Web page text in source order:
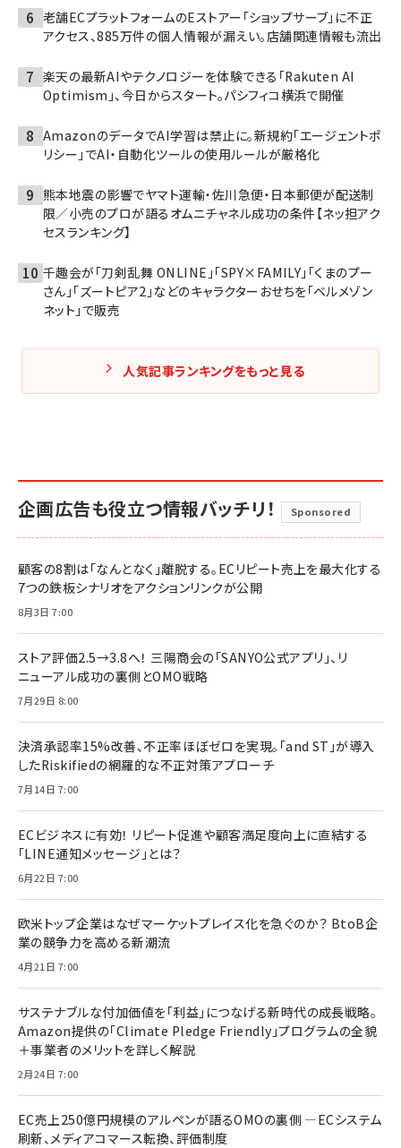
老舗ECプラットフォームのEストアー「ショップサーブ」に不正
アクセス、885万件の個人情報が漏えい。店舗関連情報も流出
楽天の最新AIやテクノロジーを体験できる「Rakuten AI
Optimism」、今日からスタート。パシフィコ横浜で開催
AmazonのデータでAI学習は禁止に。新規約「エージェントポ
リシー」でAI・自動化ツールの使用ルールが厳格化
熊本地震の影響でヤマト運輸・佐川急便・日本郵便が配送制
限／小売のプロが語るオムニチャネル成功の条件【ネッ担アク
セスランキング】
千趣会が「刀剣乱舞 ONLINE」「SPY×FAMILY」「くまのプー
さん」「ズートピア2」などのキャラクターおせちを「ベルメゾン
ネット」で販売
人気記事ランキングをもっと見る
企画広告も役立つ情報バッチリ！ Sponsored
顧客の8割は「なんとなく」離脱する。ECリピート売上を最大化する
7つの鉄板シナリオをアクションリンクが公開
8月3日 7:00
ストア評価2.5→3.8へ！ 三陽商会の「SANYO公式アプリ」、リ
ニューアル成功の裏側とOMO戦略
7月29日 8:00
決済承認率15%改善、不正率ほぼゼロを実現。「and ST」が導入
したRiskifiedの網羅的な不正対策アプローチ
7月14日 7:00
ECビジネスに有効！ リピート促進や顧客満足度向上に直結する
「LINE通知メッセージ」とは？
6月22日 7:00
欧米トップ企業はなぜマーケットプレイス化を急ぐのか？ BtoB企
業の競争力を高める新潮流
4月21日 7:00
サステナブルな付加価値を「利益」につなげる新時代の成長戦略。
Amazon提供の「Climate Pledge Friendly」プログラムの全貌
＋事業者のメリットを詳しく解説
2月24日 7:00
EC売上250億円規模のアルペンが語るOMOの裏側 ―ECシステム
刷新、メディアコマース転換、評価制度